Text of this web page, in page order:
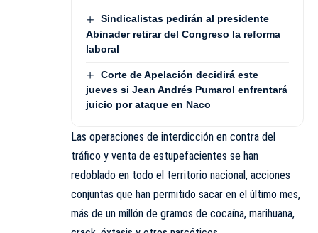
Sindicalistas pedirán al presidente
Abinader retirar del Congreso la reforma
laboral
Corte de Apelación decidirá este
jueves si Jean Andrés Pumarol enfrentará
juicio por ataque en Naco
Las operaciones de interdicción en contra del
tráfico y venta de estupefacientes se han
redoblado en todo el territorio nacional, acciones
conjuntas que han permitido sacar en el último mes,
más de un millón de gramos de cocaína, marihuana,